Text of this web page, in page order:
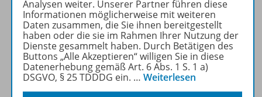
Weitere Inhalte der Ausgabe
Ergänzende Materialien
Analysen weiter. Unserer Partner führen diese
Informationen möglicherweise mit weiteren
Daten zusammen, die Sie ihnen bereitgestellt
haben oder die sie im Rahmen Ihrer Nutzung der
Dienste gesammelt haben. Durch Betätigen des
Buttons „Alle Akzeptieren“ willigen Sie in diese
Datenerhebung gemäß Art. 6 Abs. 1 S. 1 a)
DSGVO, § 25 TDDDG ein. … Weiterlesen